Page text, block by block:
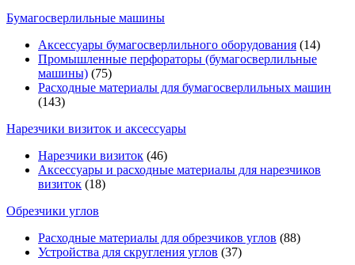
Бумагосверлильные машины
Аксессуары бумагосверлильного оборудования (14)
Промышленные перфораторы (бумагосверлильные
машины) (75)
Расходные материалы для бумагосверлильных машин
(143)
Нарезчики визиток и аксессуары
Нарезчики визиток (46)
Аксессуары и расходные материалы для нарезчиков
визиток (18)
Обрезчики углов
Расходные материалы для обрезчиков углов (88)
Устройства для скругления углов (37)